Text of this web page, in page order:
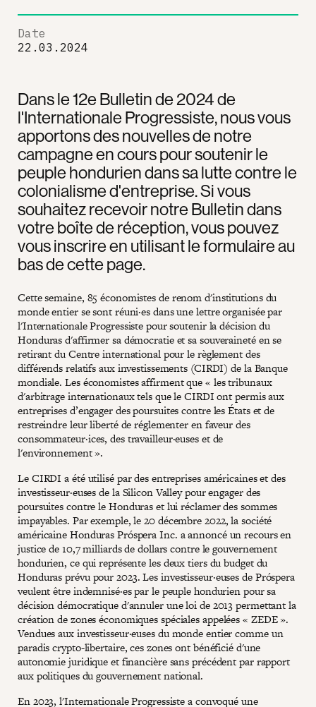
Dans le 12e Bulletin de 2024 de
l'Internationale Progressiste, nous vous
apportons des nouvelles de notre
campagne en cours pour soutenir le
peuple hondurien dans sa lutte contre le
colonialisme d'entreprise. Si vous
souhaitez recevoir notre Bulletin dans
votre boîte de réception, vous pouvez
vous inscrire en utilisant le formulaire au
bas de cette page.
Cette semaine, 85 économistes de renom d'institutions du
monde entier se sont réuni·es dans une lettre organisée par
l'Internationale Progressiste pour soutenir la décision du
Honduras d'affirmer sa démocratie et sa souveraineté en se
retirant du Centre international pour le règlement des
différends relatifs aux investissements (CIRDI) de la Banque
mondiale. Les économistes affirment que « les tribunaux
d'arbitrage internationaux tels que le CIRDI ont permis aux
entreprises d’engager des poursuites contre les États et de
restreindre leur liberté de réglementer en faveur des
consommateur·ices, des travailleur·euses et de
l'environnement ».
Le CIRDI a été utilisé par des entreprises américaines et des
investisseur·euses de la Silicon Valley pour engager des
poursuites contre le Honduras et lui réclamer des sommes
impayables. Par exemple, le 20 décembre 2022, la société
américaine Honduras Próspera Inc. a annoncé un recours en
justice de 10,7 milliards de dollars contre le gouvernement
hondurien, ce qui représente les deux tiers du budget du
Honduras prévu pour 2023. Les investisseur·euses de Próspera
veulent être indemnisé·es par le peuple hondurien pour sa
décision démocratique d'annuler une loi de 2013 permettant la
création de zones économiques spéciales appelées « ZEDE ».
Vendues aux investisseur·euses du monde entier comme un
paradis crypto-libertaire, ces zones ont bénéficié d'une
autonomie juridique et financière sans précédent par rapport
aux politiques du gouvernement national.
En 2023, l'Internationale Progressiste a convoqué une
Date
22.03.2024